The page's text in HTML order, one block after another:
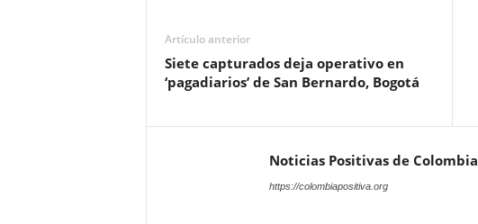
Artículo anterior
Siete capturados deja operativo en
‘pagadiarios’ de San Bernardo, Bogotá
Noticias Positivas de Colombia
https://colombiapositiva.org